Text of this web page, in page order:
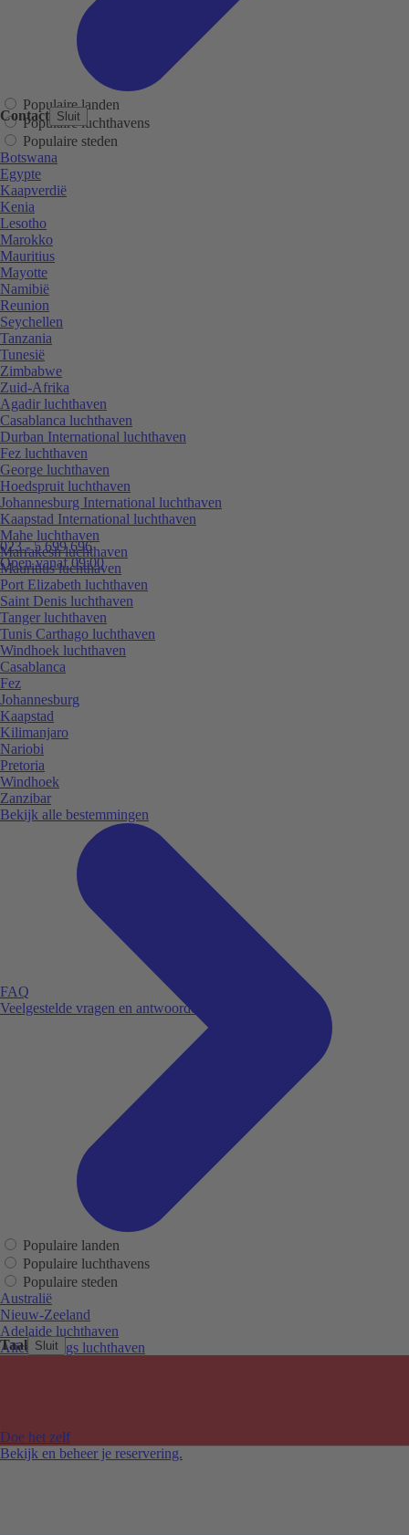
Taal Sluit
Contact Sluit
023 - 5 699 696
Open vanaf 09:00
FAQ
Veelgestelde vragen en antwoorden.
Doe het zelf
Bekijk en beheer je reservering.
Populaire landen
Populaire luchthavens
Populaire steden
Botswana
Egypte
Kaapverdië
Kenia
Lesotho
Marokko
Mauritius
Mayotte
Namibië
Reunion
Seychellen
Tanzania
Tunesië
Zimbabwe
Zuid-Afrika
Agadir luchthaven
Casablanca luchthaven
Durban International luchthaven
Fez luchthaven
George luchthaven
Hoedspruit luchthaven
Johannesburg International luchthaven
Kaapstad International luchthaven
Mahe luchthaven
Marrakesh luchthaven
Mauritius luchthaven
Port Elizabeth luchthaven
Saint Denis luchthaven
Tanger luchthaven
Tunis Carthago luchthaven
Windhoek luchthaven
Casablanca
Fez
Johannesburg
Kaapstad
Kilimanjaro
Nariobi
Pretoria
Windhoek
Zanzibar
Bekijk alle bestemmingen
Populaire landen
Populaire luchthavens
Populaire steden
Australië
Nieuw-Zeeland
Adelaide luchthaven
Alice Springs luchthaven
Melbourne Tullamarine luchthaven
Perth luchthaven
Sydney luchthaven